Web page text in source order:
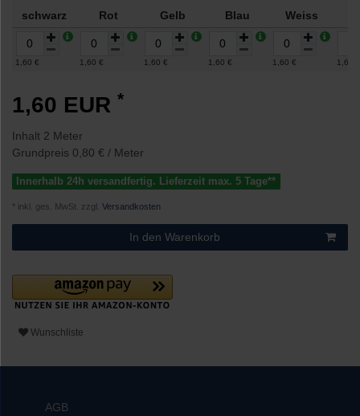
schwarz
Rot Gelb Blau Weiss
1,60 € 1,60 € 1,60 € 1,60 € 1,60 € 1,60
1,60 EUR *
Inhalt 2 Meter
Grundpreis 0,80 € / Meter
Innerhalb 24h versandfertig. Lieferzeit max. 5 Tage**
* inkl. ges. MwSt. zzgl. Versandkosten
In den Warenkorb
Wunschliste
AGB